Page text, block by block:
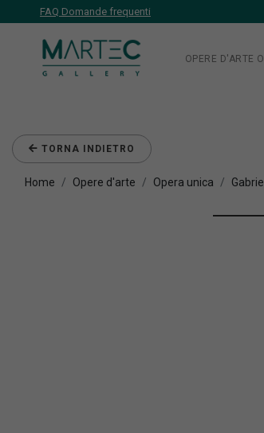
FAQ Domande frequenti
OPERE D'ARTE
TORNA INDIETRO
Home Opere d'arte Opera unica